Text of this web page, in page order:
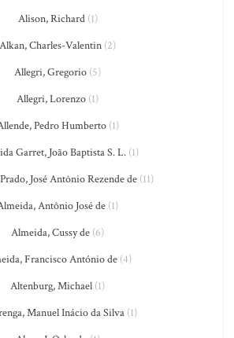
Alison, Richard(1)
Alkan, Charles-Valentin (2)
Allegri, Gregorio (5)
Allegri, Lorenzo (1)
Pedro Humberto(1)
Garret, João Baptista S. L.(1)
José Antônio Rezende de (11)
Antônio José de (1)
Almeida, Cussy de (6)
Francisco António de (4)
Altenburg, Michael (1)
Manuel Inácio da Silva(1)